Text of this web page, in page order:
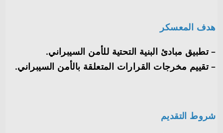
هدف المعسكر
– تطبيق مبادئ البنية التحتية للأمن السيبراني.
– تقييم مخرجات القرارات المتعلقة بالأمن السيبراني.
شروط التقديم